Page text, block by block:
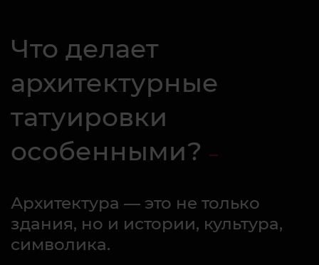
Что делает
архитектурные
татуировки
особенными?
Архитектура — это не только
здания, но и истории, культура,
символика.